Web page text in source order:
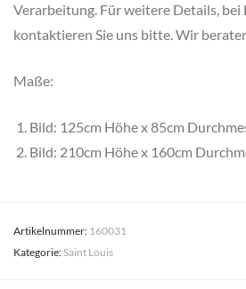
Verarbeitung. Für weitere Details, bei
kontaktieren Sie uns bitte. Wir
Maße:
Bild: 125cm Höhe x 85cm
Bild: 210cm Höhe x 160cm
Artikelnummer: 160031
Kategorie: Saint Louis